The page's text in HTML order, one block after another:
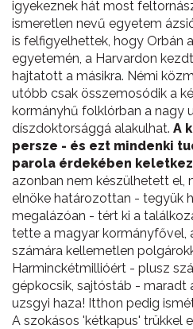
igyekeznek hát most
ismeretlen nevű egyetem
is felfigyelhettek, hogy Orbán
egyetemén, a Harvardon
hajtatott a másikra. Némi
utóbb csak összemosódik a
kormányhű folklórban a nagy
díszdoktorsággá alakulhat. A
persze - és ezt mindenki
parola érdekében
azonban nem készülhetett el,
elnöke határozottan - tegyük
megalázóan - tért ki a
tette a magyar kormányfővel,
számára kellemetlen
Harminckétmillióért - plusz
gépkocsik, sajtóstáb - maradt
uzsgyi haza! Itthon pedig
A szokásos 'kétkapus' trükkel